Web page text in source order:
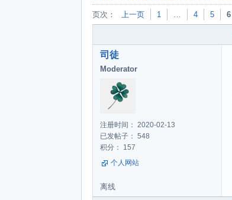
页次： 上一页 1 … 4 5 6
司徒
Moderator
注册时间： 2020-02-13
已发帖子： 548
积分： 157
个人网站
离线